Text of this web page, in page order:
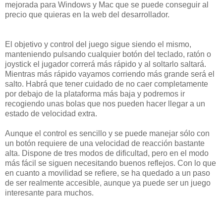
mejorada para Windows y Mac que se puede conseguir al
precio que quieras en la web del desarrollador.
El objetivo y control del juego sigue siendo el mismo,
manteniendo pulsando cualquier botón del teclado, ratón o
joystick el jugador correrá más rápido y al soltarlo saltará.
Mientras más rápido vayamos corriendo más grande será el
salto. Habrá que tener cuidado de no caer completamente
por debajo de la plataforma más baja y podremos ir
recogiendo unas bolas que nos pueden hacer llegar a un
estado de velocidad extra.
Aunque el control es sencillo y se puede manejar sólo con
un botón requiere de una velocidad de reacción bastante
alta. Dispone de tres modos de dificultad, pero en el modo
más fácil se siguen necesitando buenos reflejos. Con lo que
en cuanto a movilidad se refiere, se ha quedado a un paso
de ser realmente accesible, aunque ya puede ser un juego
interesante para muchos.